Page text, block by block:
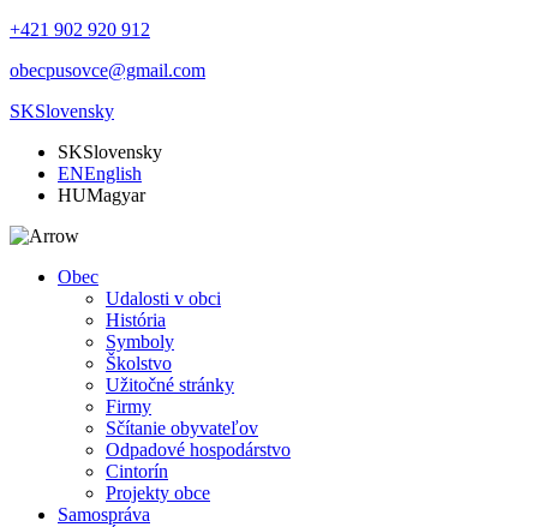
+421 902 920 912
obecpusovce@gmail.com
SKSlovensky
SKSlovensky
ENEnglish
HUMagyar
Obec
Udalosti v obci
História
Symboly
Školstvo
Užitočné stránky
Firmy
Sčítanie obyvateľov
Odpadové hospodárstvo
Cintorín
Projekty obce
Samospráva